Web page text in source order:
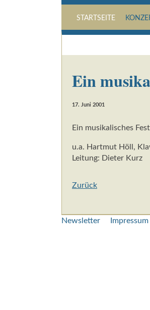
STARTSEITE
Ein
17. Juni 2001
Ein musikalisches
u.a. Hartmut Höll,
Leitung: Dieter Kurz
Zurück
Navigation
Newsletter Impressum